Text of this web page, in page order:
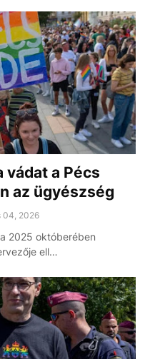
a Pécs
az ügyészség
04, 2026
2025 októberében
ell…